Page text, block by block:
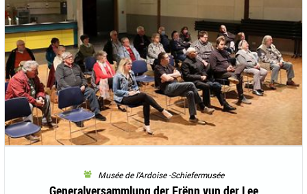
Musée de l'Ardoise -Schiefermusée